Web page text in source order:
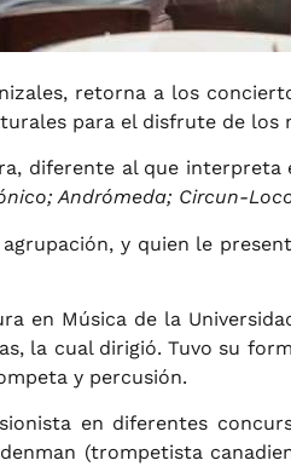
retorna a los
para el disfrute de los
diferente al que
Andrómeda; Circun-
y quien le
en Música de la
la cual dirigió. Tuvo su
y percusión.
en diferentes
(trompetista